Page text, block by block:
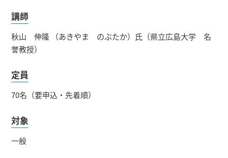
講師
秋山 伸隆 （あきやま のぶたか）氏（県立広島大学 名
誉教授）
定員
70名（要申込・先着順）
対象
一般